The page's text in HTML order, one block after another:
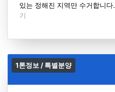
있는 정해진 지역만 수거합니
기
1톤정보 / 특별분양